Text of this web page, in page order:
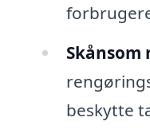
Skånsom
beskytte